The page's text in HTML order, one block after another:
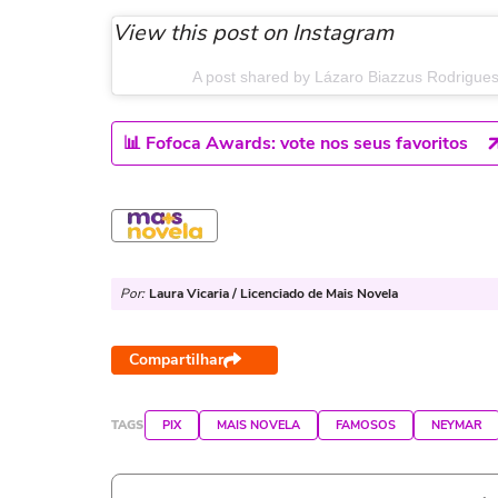
View this post on Instagram
A post shared by Lázaro Biazzus
📊 Fofoca Awards: vote nos seus favoritos
Por: Laura Vicaria / Licenciado de Mais Novela
Compartilhar
TAGS PIX MAIS NOVELA FAMOSOS NEYMAR